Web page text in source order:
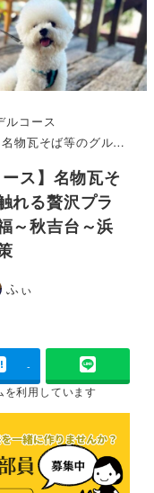
ルコース
テルお多福～秋吉台～浜料理がんがん～萩城城下町散策
ス】名物瓦そ
れる贅沢プラ
～秋吉台～浜
ふぃ
-
を利用しています